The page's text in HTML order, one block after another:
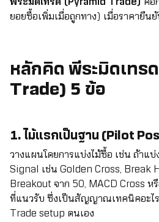
ยอยซื้อเพิ่มเมื่อถูกทาง) เมื่อราคายืน
หลักคิด พีระมิดเทร
Trade) 5 ข้อ
1. ไม้แรกเป็นฐาน (Pilot
วางแผนโดยการแบ่งไม้ซื้อ เช่น ถ้าแบ่
Signal เช่น Golden Cross, Break
Breakout จาก 50, MACD Cross
ที่แนวรับ ซึ่งเป็นสัญญาณเทคนิคอะไ
Trade setup ตนเอง